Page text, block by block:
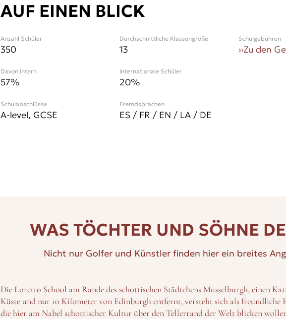
AUF EINEN BLICK
Anzahl Schüler
350
Davon Intern
57%
Schulabschlüsse
A-level, GCSE
Durchschnittliche Klassengröße
13
Internationale Schüler
20%
Fremdsprachen
ES / FR / EN / LA / DE
Schulgebühren
››Zu den
WAS TÖCHTER UND SÖHNE
Nicht nur Golfer und Künstler finden hier ein breites
Die Loretto School am Rande des schottischen Städtchens Musselburgh, einen
Küste und nur 10 Kilometer von Edinburgh entfernt, versteht sich als freundliche
die hier am Nabel schottischer Kultur über den Tellerrand der Welt blicken